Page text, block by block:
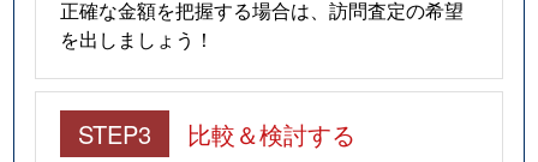
正確な金額を把握する場合は、訪問査定の希望
を出しましょう！
STEP3 比較＆検討する